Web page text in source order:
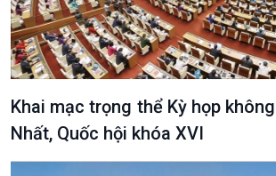
Khai mạc trọng thể Kỳ họp
Nhất, Quốc hội khóa XVI